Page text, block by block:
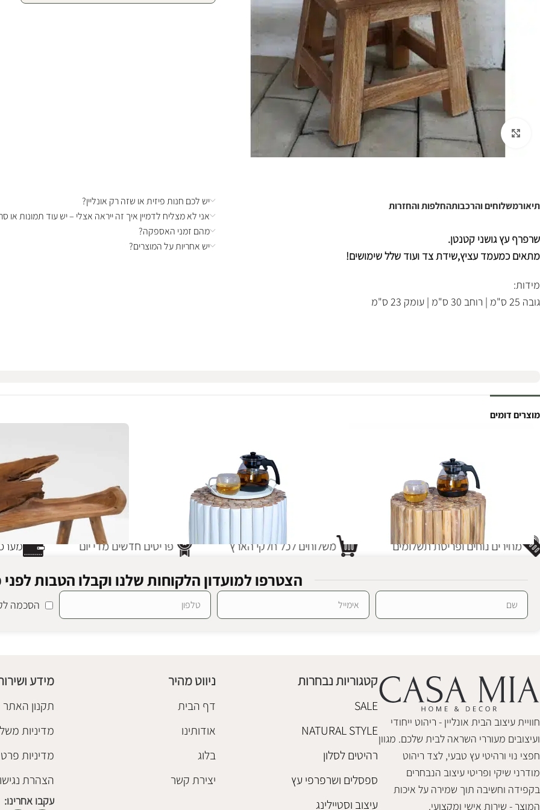
לחצו להגדלה
תיאורמשלוחים והרכבותהחלפות והחזרות
שרפרף עץ גושני קטנטן.
מתאים כמעמד עציץ,שידת צד ועוד שלל שימושים!
מידות:
גובה 25 ס"מ | רוחב 30 ס"מ | עומק 23 ס"מ
יש לכם חנות פיזית או שזה רק אונליין?
אני לא מצליח לדמיין איך זה ייראה אצלי – יש עוד תמונות או
מהם זמני האספקה?
יש אחריות על המוצרים?
מוצרים דומים
סטול טיק טולנו
הוספה לסל
סטול טיק טולנו לבן
הוספה לסל
SALE
פריטים חדשים מדי יום משלוחים לכל חלקי הארץ מחירים נוחים ופריסת תשלומים
הצטרפו למועדון הלקוחות שלנו וקבלו הטבות
הסכמה
חוויית עיצוב הבית אונליין - ריהוט ייחודי
ועיצובים מעוררי השראה לבית שלכם. מגוון
חפצי נוי ורהיטי עץ טבעי, לצד ריהוט
מודרני שיקי ופריטי עיצוב הנבחרים
בקפידה וחשיבה תוך שמירה על איכות
המוצר - שירות אישי ומקצועי.
קטגוריות נבחרות
SALE
NATURAL STYLE
רהיטים לסלון
ספסלים ושרפרפי עץ
עיצוב וסטיילינג
ניווט מהיר
דף הבית
אודותינו
בלוג
יצירת קשר
מידע
תקנון האתר
מדיניות
מדיניות
הצהרת
עקבו אחרינו: